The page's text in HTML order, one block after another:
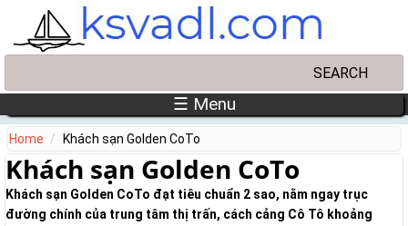
Skip to main content
☰ Menu
Home Khách sạn Golden CoTo
Khách sạn Golden CoTo
Khách sạn Golden CoTo đạt tiêu chuẩn 2 sao, nằm ngay trục
đường chính của trung tâm thị trấn, cách cảng Cô Tô khoảng